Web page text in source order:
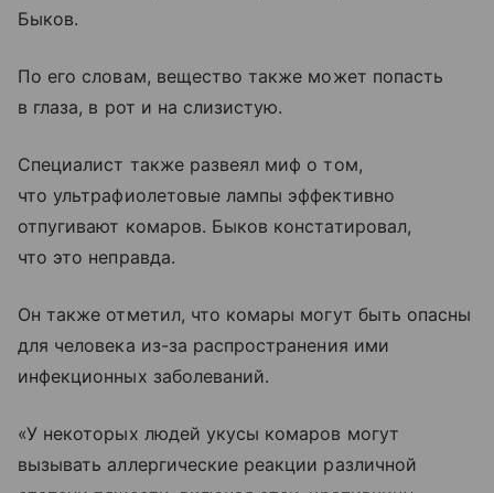
Быков.
По его словам, вещество также может попасть
в глаза, в рот и на слизистую.
Специалист также развеял миф о том,
что ультрафиолетовые лампы эффективно
отпугивают комаров. Быков констатировал,
что это неправда.
Он также отметил, что комары могут быть опасны
для человека из-за распространения ими
инфекционных заболеваний.
«У некоторых людей укусы комаров могут
вызывать аллергические реакции различной